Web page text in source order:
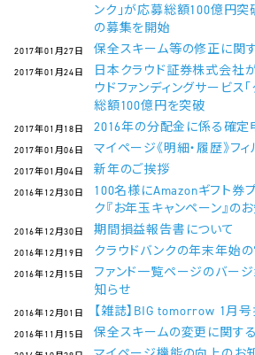
ンク」が応募総額100億円突
の募集を開始
2017年01月27日 保全スキーム等の修正に関
2017年01月24日
日本クラウド証券株式会社
ウドファンディングサービス
総額100億円を突破
2017年01月18日 2016年の分配金に係る確定
2017年01月06日 マイページ《明細・履歴》フ
2017年01月04日 新年のご挨拶
2016年12月30日
100名様にAmazonギフト券
ク『お年玉キャンペーン』の
2016年12月30日 期間損益報告書について
2016年12月19日 クラウドバンクの年末年始
2016年12月15日
ファンド一覧ページのバー
知らせ
2016年12月01日 【雑誌】BIG tomorrow 1月
2016年11月15日 保全スキームの変更に関す